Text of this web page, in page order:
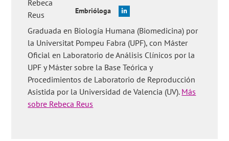
Embrióloga
Graduada en Biología Humana (Biomedicina) por
la Universitat Pompeu Fabra (UPF), con Máster
Oficial en Laboratorio de Análisis Clínicos por la
UPF y Máster sobre la Base Teórica y
Procedimientos de Laboratorio de Reproducción
Asistida por la Universidad de Valencia (UV). Más
sobre Rebeca Reus